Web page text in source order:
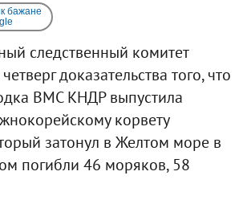
бажане
следственный комитет
доказательства того, что
ВМС КНДР выпустила
корвету
затонул в Желтом море в
погибли 46 моряков, 58